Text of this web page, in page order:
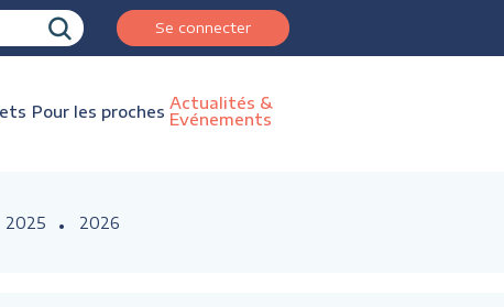
Se connecter
Pour les proches Actualités &
Evénements
2025 2026